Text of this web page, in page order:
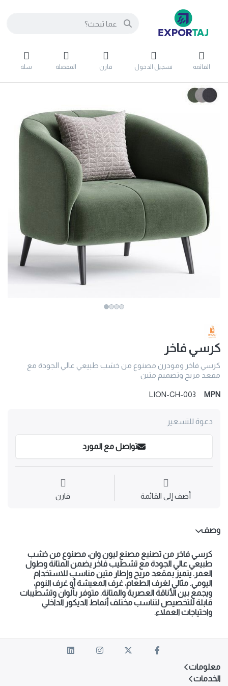
القائمه تسجيل الدخول قارن المفضلة سلة
كرسي فاخر
كرسي فاخر ومودرن مصنوع من خشب طبيعي عالي الجودة مع
مقعد مريح وتصميم متين
MPN
LION-CH-003
دعوة للتسعير
تواصل مع المورد
أضف إلى القائمة قارن
وصف
كرسي فاخر من تصنيع مصنع ليون وان، مصنوع من خشب
طبيعي عالي الجودة مع تشطيب فاخر يضمن المتانة وطول
العمر. يتميز بمقعد مريح وإطار متين مناسب للاستخدام
اليومي. مثالي لغرف الطعام، غرف المعيشة أو غرف النوم،
ويجمع بين الأناقة العصرية والمتانة. متوفر بألوان وتشطيبات
قابلة للتخصيص لتناسب مختلف أنماط الديكور الداخلي
واحتياجات العملاء.
معلومات
الخدمات